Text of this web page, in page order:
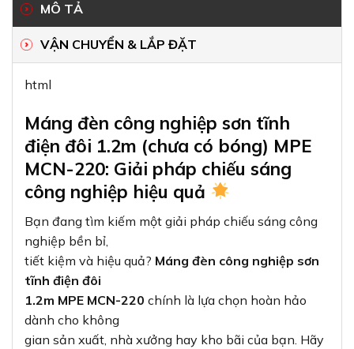
MÔ TẢ
VẬN CHUYỂN & LẮP ĐẶT
html
Máng đèn công nghiệp sơn tĩnh
điện đôi 1.2m (chưa có bóng) MPE
MCN-220: Giải pháp chiếu sáng
công nghiệp hiệu quả
Bạn đang tìm kiếm một giải pháp chiếu sáng công
nghiệp bền bỉ,
tiết kiệm và hiệu quả? Máng đèn công nghiệp sơn
tĩnh điện đôi
1.2m MPE MCN-220 chính là lựa chọn hoàn hảo
dành cho không
gian sản xuất, nhà xưởng hay kho bãi của bạn. Hãy